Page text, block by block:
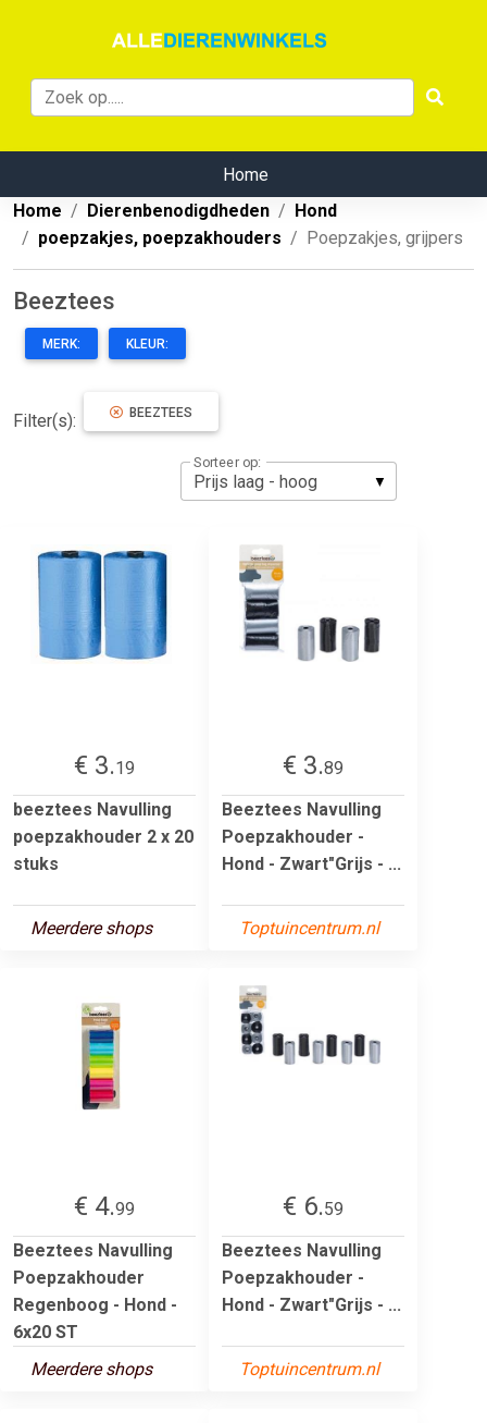
Home
Home
Dierenbenodigdheden
Hond
poepzakjes, poepzakhouders
Poepzakjes, grijpers
Beeztees
MERK: KLEUR:
Filter(s): BEEZTEES
Sorteer op:
€ 3.19
beeztees Navulling
poepzakhouder 2 x 20
stuks
Meerdere shops
€ 3.89
Beeztees Navulling
Poepzakhouder -
Hond - Zwart"Grijs - ...
Toptuincentrum.nl
€ 4.99
Beeztees Navulling
Poepzakhouder
Regenboog - Hond -
6x20 ST
Meerdere shops
€ 6.59
Beeztees Navulling
Poepzakhouder -
Hond - Zwart"Grijs - ...
Toptuincentrum.nl